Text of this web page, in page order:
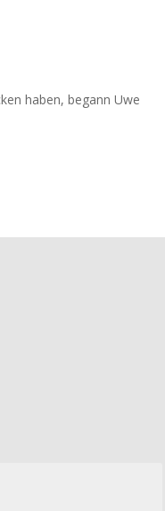
haben, begann Uwe